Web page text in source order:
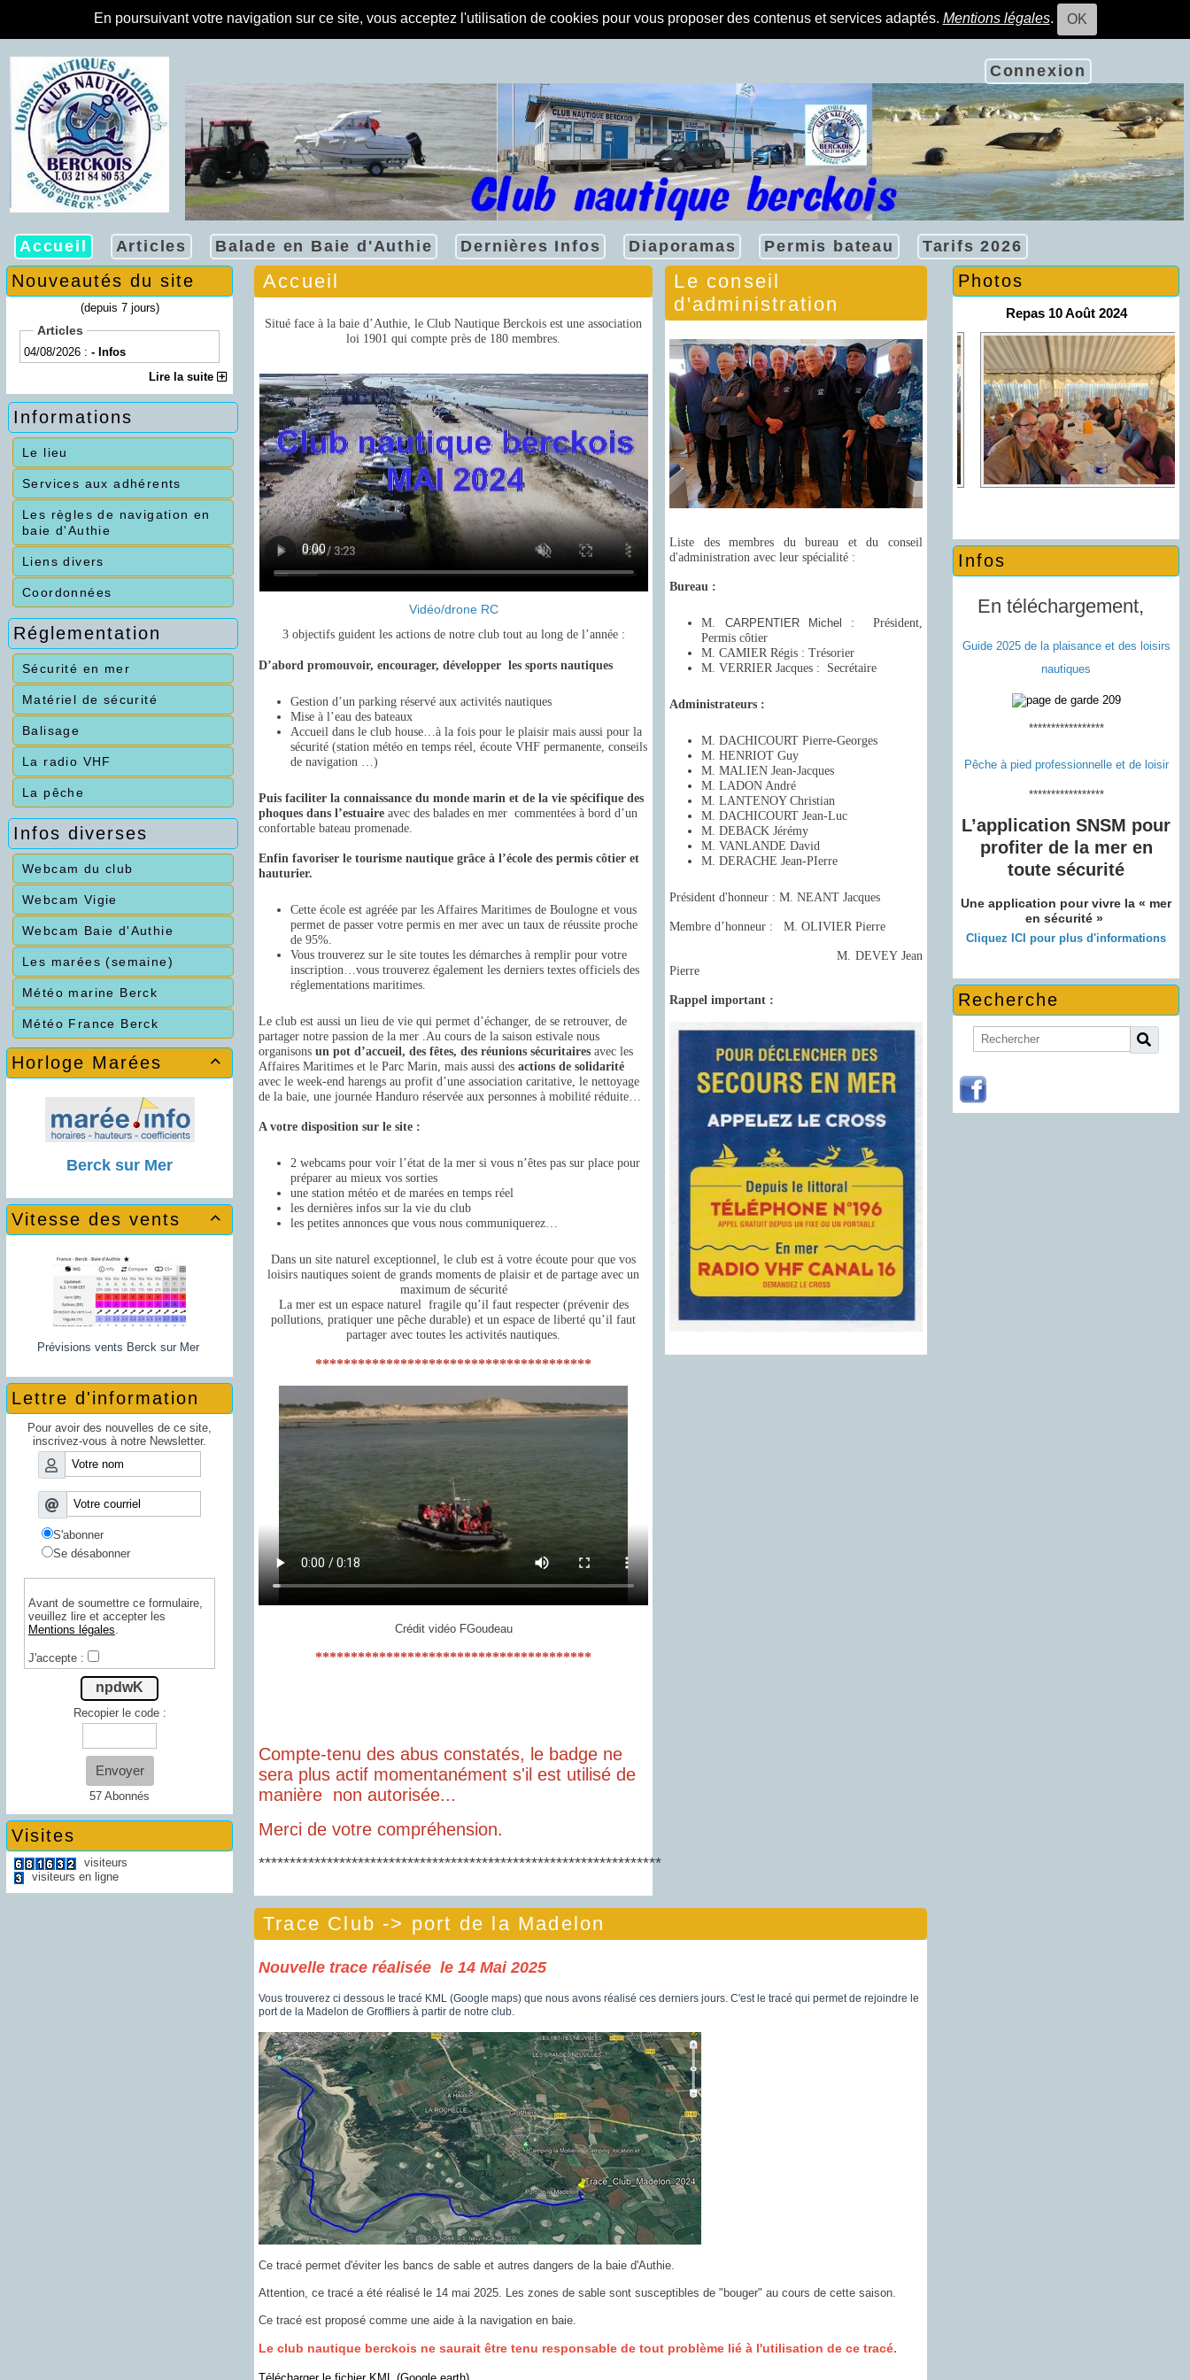
En poursuivant votre navigation sur ce site, vous acceptez l'utilisation de cookies pour vous proposer des contenus et services adaptés. Mentions légales. OK
Accueil
Connexion
Articles Balade en Baie d'Authie Dernières Infos Diaporamas Permis bateau Tarifs 2026
Nouveautés du site
(depuis 7 jours)
Articles
04/08/2026 : - Infos
Lire la suite
Informations
Le lieu
Services aux adhérents
Les règles de navigation en
baie d'Authie
Liens divers
Coordonnées
Réglementation
Sécurité en mer
Matériel de sécurité
Balisage
La radio VHF
La pêche
Infos diverses
Webcam du club
Webcam Vigie
Webcam Baie d'Authie
Les marées (semaine)
Météo marine Berck
Météo France Berck

Horloge Marées
Berck sur Mer

Vitesse des vents
Prévisions vents Berck sur Mer
Lettre d'information
Pour avoir des nouvelles de ce site,
inscrivez-vous à notre Newsletter.
S'abonner
Se désabonner
Avant de soumettre ce formulaire,
veuillez lire et accepter les
Mentions légales.
J'accepte :
npdwK
Recopier le code :
Envoyer
57 Abonnés
Visites
visiteurs
visiteurs en ligne
Accueil
Situé face à la baie d’Authie, le Club Nautique Berckois est une association
loi 1901 qui compte près de 180 membres.
Vidéo/drone RC
3 objectifs guident les actions de notre club tout au long de l’année :
D’abord promouvoir, encourager, développer les sports nautiques
Gestion d’un parking réservé aux activités nautiques
Mise à l’eau des bateaux
Accueil dans le club house…à la fois pour le plaisir mais aussi pour la
sécurité (station météo en temps réel, écoute VHF permanente, conseils
de navigation …)
Puis faciliter la connaissance du monde marin et de la vie spécifique des
phoques dans l’estuaire avec des balades en mer commentées à bord d’un
confortable bateau promenade.
Enfin favoriser le tourisme nautique grâce à l’école des permis côtier et
hauturier.
Cette école est agréée par les Affaires Maritimes de Boulogne et vous
permet de passer votre permis en mer avec un taux de réussite proche
de 95%.
Vous trouverez sur le site toutes les démarches à remplir pour votre
inscription…vous trouverez également les derniers textes officiels des
réglementations maritimes.
Le club est aussi un lieu de vie qui permet d’échanger, de se retrouver, de
partager notre passion de la mer .Au cours de la saison estivale nous
organisons un pot d’accueil, des fêtes, des réunions sécuritaires avec les
Affaires Maritimes et le Parc Marin, mais aussi des actions de solidarité
avec le week-end harengs au profit d’une association caritative, le nettoyage
de la baie, une journée Handuro réservée aux personnes à mobilité réduite…
A votre disposition sur le site :
2 webcams pour voir l’état de la mer si vous n’êtes pas sur place pour
préparer au mieux vos sorties
une station météo et de marées en temps réel
les dernières infos sur la vie du club
les petites annonces que vous nous communiquerez…
Dans un site naturel exceptionnel, le club est à votre écoute pour que vos
loisirs nautiques soient de grands moments de plaisir et de partage avec un
maximum de sécurité
La mer est un espace naturel fragile qu’il faut respecter (prévenir des
pollutions, pratiquer une pêche durable) et un espace de liberté qu’il faut
partager avec toutes les activités nautiques.
***************************************
Crédit vidéo FGoudeau
***************************************
Compte-tenu des abus constatés, le badge ne
sera plus actif momentanément s'il est utilisé de
manière non autorisée...
Merci de votre compréhension.
*****************************************************************
Le conseil
d'administration
Liste des membres du bureau et du conseil
d'administration avec leur spécialité :
Bureau :
M. CARPENTIER Michel : Président,
Permis côtier
M. CAMIER Régis : Trésorier
M. VERRIER Jacques : Secrétaire
Administrateurs :
M. DACHICOURT Pierre-Georges
M. HENRIOT Guy
M. MALIEN Jean-Jacques
M. LADON André
M. LANTENOY Christian
M. DACHICOURT Jean-Luc
M. DEBACK Jérémy
M. VANLANDE David
M. DERACHE Jean-PIerre
Président d'honneur : M. NEANT Jacques
Membre d’honneur : M. OLIVIER Pierre
M. DEVEY Jean
Pierre
Rappel important :
Trace Club -> port de la Madelon
Nouvelle trace réalisée le 14 Mai 2025
Vous trouverez ci dessous le tracé KML (Google maps) que nous avons réalisé ces derniers jours. C'est le tracé qui permet de rejoindre le
port de la Madelon de Groffliers à partir de notre club.
Ce tracé permet d'éviter les bancs de sable et autres dangers de la baie d'Authie.
Attention, ce tracé a été réalisé le 14 mai 2025. Les zones de sable sont susceptibles de "bouger" au cours de cette saison.
Ce tracé est proposé comme une aide à la navigation en baie.
Le club nautique berckois ne saurait être tenu responsable de tout problème lié à l'utilisation de ce tracé.
Photos
Repas 10 Août 2024
Infos
En téléchargement,
Guide 2025 de la plaisance et des loisirs
nautiques
*****************
Pêche à pied professionnelle et de loisir
*****************
L’application SNSM pour
profiter de la mer en
toute sécurité
Une application pour vivre la « mer
en sécurité »
Cliquez ICI pour plus d'informations
Recherche